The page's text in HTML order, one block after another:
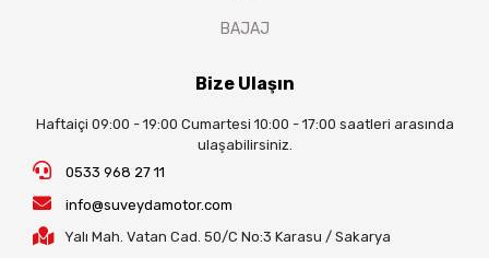
BAJAJ
Bize Ulaşın
Haftaiçi 09:00 - 19:00 Cumartesi 10:00 - 17:00 saatleri arasında
ulaşabilirsiniz.
0533 968 27 11
info@suveydamotor.com
Yalı Mah. Vatan Cad. 50/C No:3 Karasu / Sakarya